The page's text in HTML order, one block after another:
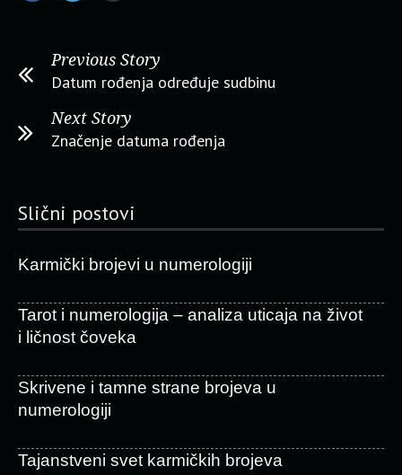
Previous Story
Datum rođenja određuje sudbinu
Next Story
Značenje datuma rođenja
Slični postovi
Karmički brojevi u numerologiji
Tarot i numerologija – analiza uticaja na život
i ličnost čoveka
Skrivene i tamne strane brojeva u
numerologiji
Tajanstveni svet karmičkih brojeva